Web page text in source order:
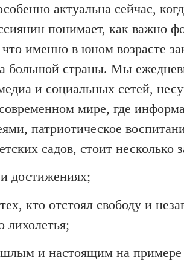
актуальна сейчас,
понимает, как важно
именно в юном возрасте
большой страны. Мы
и социальных сетей,
мире, где
патриотическое
садов, стоит несколько
и достижениях;
кто отстоял свободу и
лихолетья;
и настоящим на